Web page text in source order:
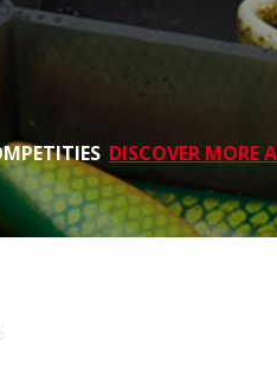
DISCOVER MORE